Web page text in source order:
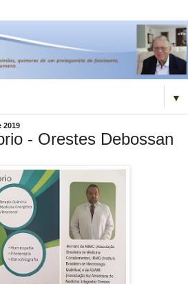
▼
2019
- Orestes Debossan